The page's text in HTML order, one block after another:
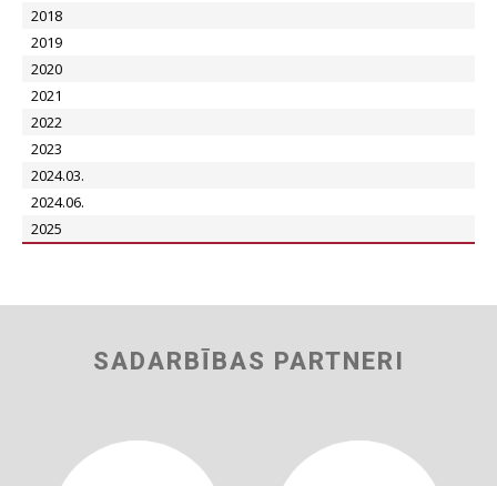
2018
2019
2020
2021
2022
2023
2024.03.
2024.06.
2025
SADARBĪBAS PARTNERI